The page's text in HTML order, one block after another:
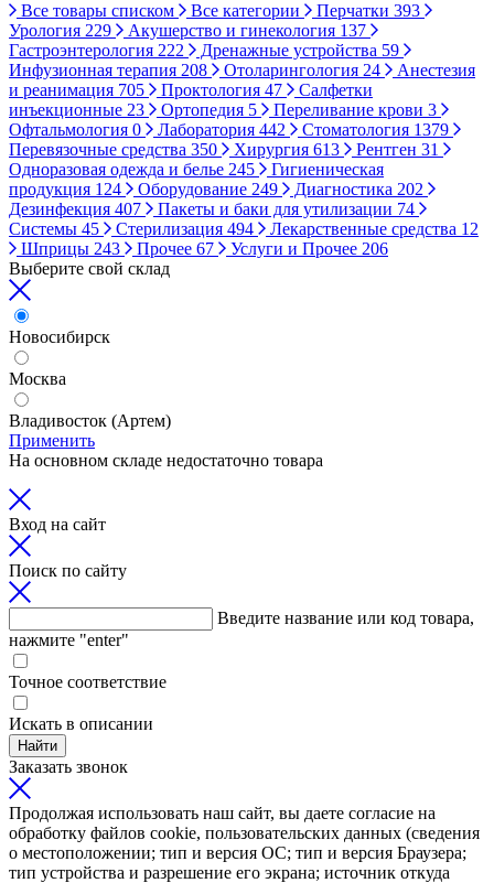
Все товары списком Все категории Перчатки 393
Урология 229 Акушерство и гинекология 137
Гастроэнтерология 222 Дренажные устройства 59
Инфузионная терапия 208 Отоларингология 24
Анестезия
и реанимация 705 Проктология 47
Салфетки
инъекционные 23 Ортопедия 5 Переливание крови 3
Офтальмология 0 Лаборатория 442 Стоматология 1379
Перевязочные средства 350 Хирургия 613 Рентген 31
Одноразовая одежда и белье 245
Гигиеническая
продукция 124 Оборудование 249 Диагностика 202
Дезинфекция 407 Пакеты и баки для утилизации 74
Системы 45 Стерилизация 494 Лекарственные средства 12
Шприцы 243 Прочее 67 Услуги и Прочее 206
Выберите свой склад
Новосибирск
Москва
Владивосток (Артем)
Применить
На основном складе недостаточно товара
Вход на сайт
Поиск по сайту
Введите название или код товара,
нажмите "enter"
Точное соответствие
Искать в описании
Найти
Заказать звонок
Продолжая использовать наш сайт, вы даете согласие на
обработку файлов cookie, пользовательских данных (сведения
о местоположении; тип и версия ОС; тип и версия Браузера;
тип устройства и разрешение его экрана; источник откуда